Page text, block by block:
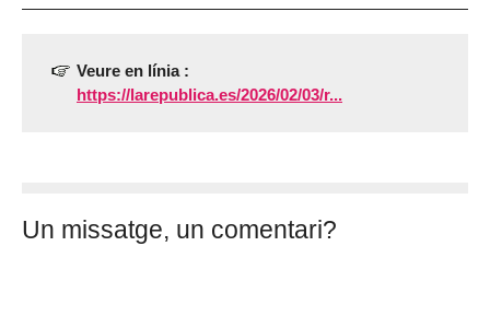
Veure en línia :
https://larepublica.es/2026/02/03/r...
Un missatge, un comentari?